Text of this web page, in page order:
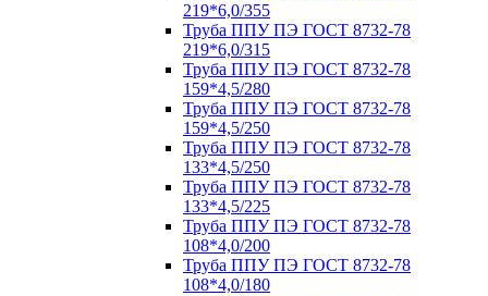
219*6,0/355
Труба ППУ ПЭ ГОСТ 8732-78
219*6,0/315
Труба ППУ ПЭ ГОСТ 8732-78
159*4,5/280
Труба ППУ ПЭ ГОСТ 8732-78
159*4,5/250
Труба ППУ ПЭ ГОСТ 8732-78
133*4,5/250
Труба ППУ ПЭ ГОСТ 8732-78
133*4,5/225
Труба ППУ ПЭ ГОСТ 8732-78
108*4,0/200
Труба ППУ ПЭ ГОСТ 8732-78
108*4,0/180